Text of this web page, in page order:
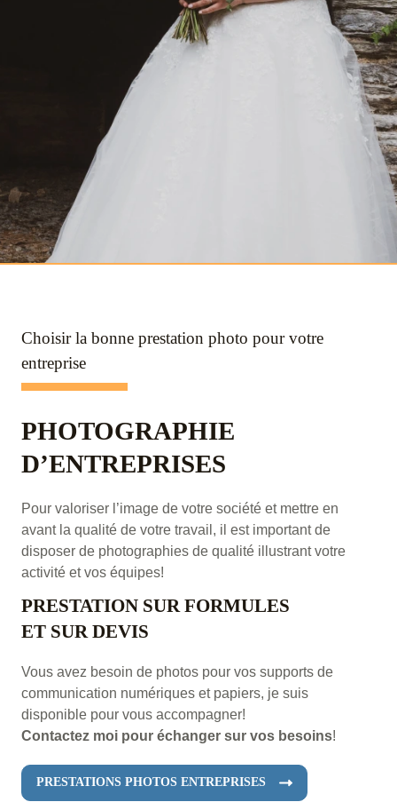
Choisir la bonne prestation photo pour votre
entreprise
PHOTOGRAPHIE
D’ENTREPRISES
Pour valoriser l’image de votre société et mettre en
avant la qualité de votre travail, il est important de
disposer de photographies de qualité illustrant votre
activité et vos équipes!
PRESTATION SUR FORMULES
ET SUR DEVIS
Vous avez besoin de photos pour vos supports de
communication numériques et papiers, je suis
disponible pour vous accompagner!
Contactez moi pour échanger sur vos besoins!
PRESTATIONS PHOTOS ENTREPRISES